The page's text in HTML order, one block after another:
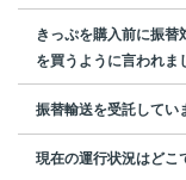
きっぷを購入前に振
を買うように言われま
振替輸送を受託してい
現在の運行状況はどこ